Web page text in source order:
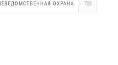
ОХРАНА 728